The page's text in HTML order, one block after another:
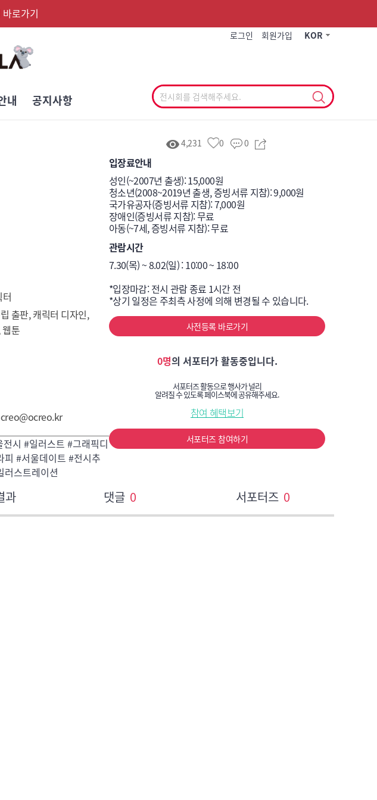
로가기
로그인 회원가입 KOR
내 공지사항
출판, 캐릭터 디자인,
툰
시 #일러스트 #그래픽디
#서울데이트 #전시추
러스트레이션
4,231 0 0
입장료안내
성인(~2007년 출생): 15,000원
청소년(2008~2019년 출생, 증빙서류 지참): 9,000원
국가유공자(증빙서류 지참): 7,000원
장애인(증빙서류 지참): 무료
아동(~7세, 증빙서류 지참): 무료
관람시간
7.30(목) ~ 8.02(일) : 10:00 ~ 18:00
*입장마감: 전시 관람 종료 1시간 전
*상기 일정은 주최측 사정에 의해 변경될 수 있습니다.
사전등록 바로가기
0명의 서포터가 활동중입니다.
서포터즈 활동으로 행사가 널리
알려질 수 있도록 페이스북에 공유해주세요.
참여 혜택보기
서포터즈 참여하기
과 댓글 0 서포터즈 0